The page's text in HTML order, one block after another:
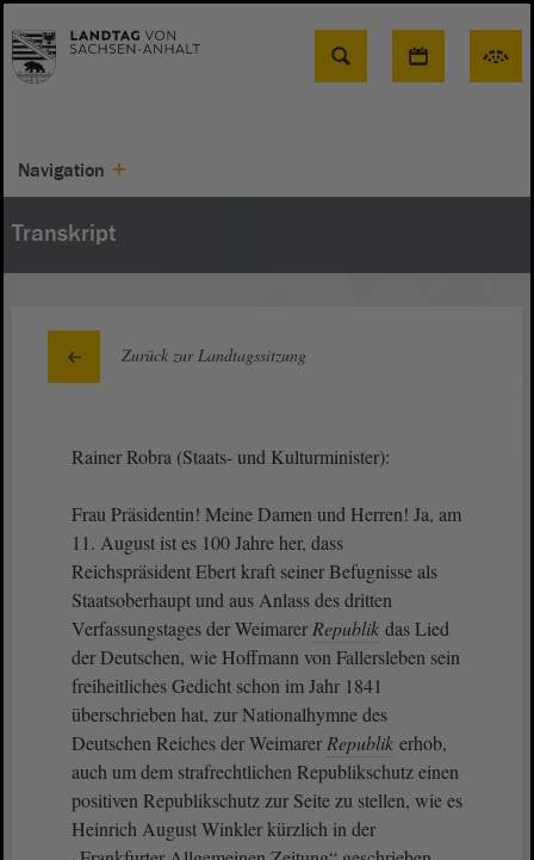
Suche
Navigation
Transkript
Zurück zur Landtagssitzung
Rainer Robra (Staats- und Kulturminister):
Frau Präsidentin! Meine Damen und Herren! Ja, am
11. August ist es 100 Jahre her, dass
Reichspräsident Ebert kraft seiner Befugnisse als
Staatsoberhaupt und aus Anlass des dritten
Verfassungstages der Weimarer Republik das Lied
der Deutschen, wie Hoffmann von Fallersleben sein
freiheitliches Gedicht schon im Jahr 1841
überschrieben hat, zur Nationalhymne des
Deutschen Reiches der Weimarer Republik erhob,
auch um dem strafrechtlichen Republikschutz einen
positiven Republikschutz zur Seite zu stellen, wie es
Heinrich August Winkler kürzlich in der